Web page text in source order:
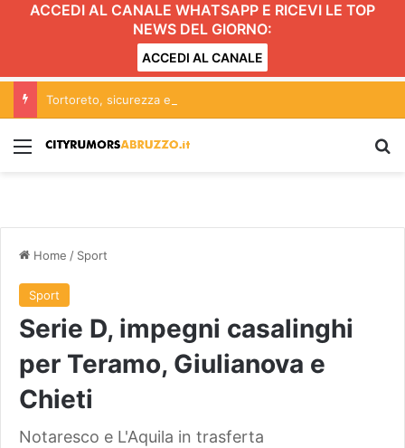
ACCEDI AL CANALE WHATSAPP E RICEVI LE TOP
NEWS DEL GIORNO:
ACCEDI AL CANALE
Menu
Home / Sport
Sport
Serie D, impegni casalinghi
per Teramo, Giulianova e
Chieti
Notaresco e L'Aquila in trasferta